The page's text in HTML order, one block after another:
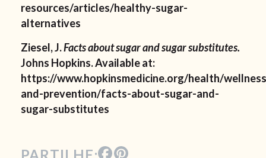
resources/articles/healthy-sugar-
alternatives
Ziesel, J.Facts about sugar and sugar substitutes.
Johns Hopkins. Available at:
https://www.hopkinsmedicine.org/health/
and-prevention/facts-about-sugar-and-
sugar-substitutes